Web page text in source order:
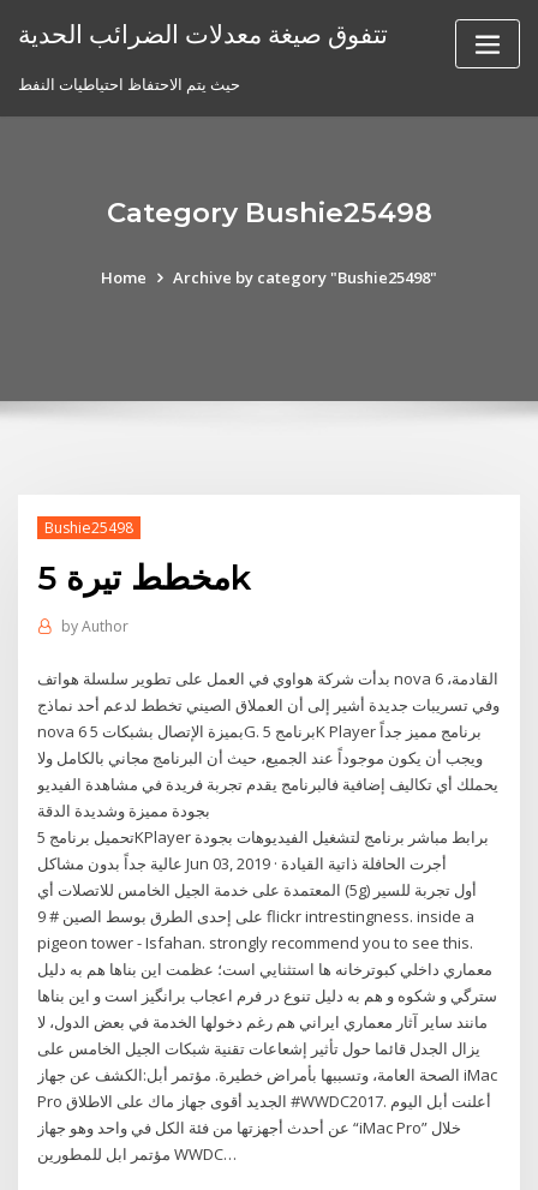
تتفوق صيغة معدلات الضرائب الحدية
حيث يتم الاحتفاظ احتياطيات النفط
Category Bushie25498
Home Archive by category "Bushie25498"
Bushie25498
مخطط تيرة 5k
byAuthor
بدأت شركة هواوي في العمل على تطوير سلسلة هواتف nova 6 القادمة،
وفي تسريبات جديدة أشير إلى أن العملاق الصيني تخطط لدعم أحد نماذج
nova 6 بميزة الإتصال بشبكات 5G. برنامج 5K Player برنامج مميز جداً
ويجب أن يكون موجوداً عند الجميع، حيث أن البرنامج مجاني بالكامل ولا
يحملك أي تكاليف إضافية فالبرنامج يقدم تجربة فريدة في مشاهدة الفيديو
بجودة مميزة وشديدة الدقة
تحميل برنامج 5KPlayer برابط مباشر برنامج لتشغيل الفيديوهات بجودة
عالية جداً بدون مشاكل Jun 03, 2019 · أجرت الحافلة ذاتية القيادة
المعتمدة على خدمة الجيل الخامس للاتصلات أي (5g) أول تجربة للسير
على إحدى الطرق بوسط الصين # 9 flickr intrestingness. inside a
pigeon tower - Isfahan. strongly recommend you to see this.
معماري داخلي كبوترخانه ها استثنايي است؛ عظمت اين بناها هم به دليل
سترگي و شكوه و هم به دليل تنوع در فرم اعجاب برانگيز است و اين بناها
مانند ساير آثار معماري ايراني هم رغم دخولها الخدمة في بعض الدول، لا
يزال الجدل قائما حول تأثير إشعاعات تقنية شبكات الجيل الخامس على
الصحة العامة، وتسببها بأمراض خطيرة. مؤتمر أبل:الكشف عن جهاز iMac
Pro الجديد أقوى جهاز ماك على الاطلاق #WWDC2017. أعلنت أبل اليوم
عن أحدث أجهزتها من فئة الكل في واحد وهو جهاز “iMac Pro” خلال
مؤتمر ابل للمطورين WWDC…